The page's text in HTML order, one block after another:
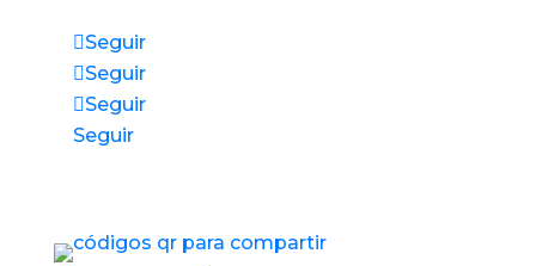
Seguir
Seguir
Seguir
Seguir